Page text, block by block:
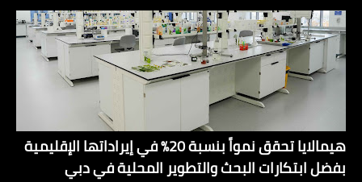
هيمالايا تحقق نمواً بنسبة 20% في إيراداتها الإقليمية
بفضل ابتكارات البحث والتطوير المحلية في دبي